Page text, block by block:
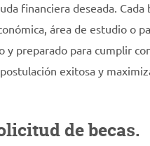
financiera deseada. Cada
área de estudio o
preparado para cumplir
exitosa y
de becas.